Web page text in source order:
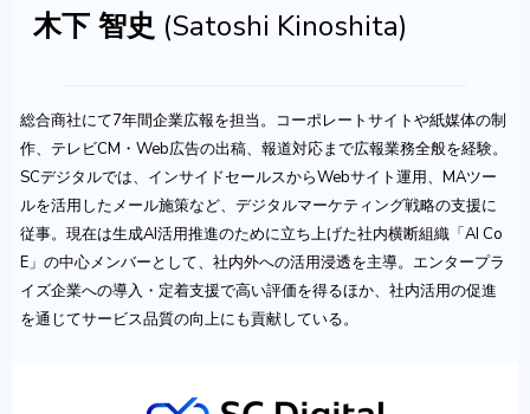
木下 智史 (Satoshi Kinoshita)
総合商社にて7年間企業広報を担当。コーポレートサイトや紙媒体の制
作、テレビCM・Web広告の出稿、報道対応まで広報業務全般を経験。
SCデジタルでは、インサイドセールスからWebサイト運用、MAツー
ルを活用したメール施策など、デジタルマーケティング戦略の支援に
従事。現在は生成AI活用推進のために立ち上げた社内横断組織「AI Co
E」の中心メンバーとして、社内外への活用浸透を主導。エンタープラ
イズ企業への導入・定着支援で高い評価を得るほか、社内活用の促進
を通じてサービス品質の向上にも貢献している。